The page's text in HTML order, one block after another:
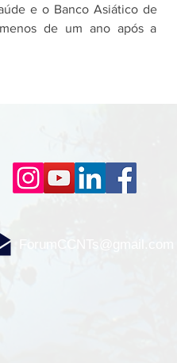
e o Banco Asiático de
de um ano após a